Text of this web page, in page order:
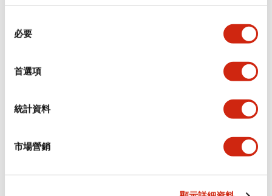
必要
首選項
統計資料
市場營銷
環境規範
機械規格